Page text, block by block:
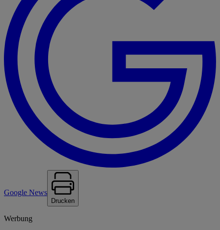
Google News
Drucken
Werbung